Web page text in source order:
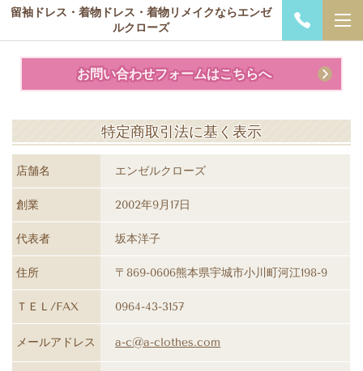
留袖ドレス・着物ドレス・着物リメイクならエンゼ
ルクローズ
お問い合わせフォームはこちらへ
特定商取引法に基く表示
店舗名 エンゼルクローズ
創業 2002年9月17日
代表者 坂本洋子
住所 〒869-0606熊本県宇城市小川町河江198-9
ＴＥＬ/FAX 0964-43-3157
メールアドレス a-c@a-clothes.com